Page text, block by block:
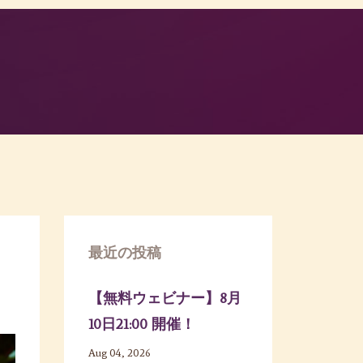
最近の投稿
【無料ウェビナー】8月
10日21:00 開催！
Aug 04, 2026